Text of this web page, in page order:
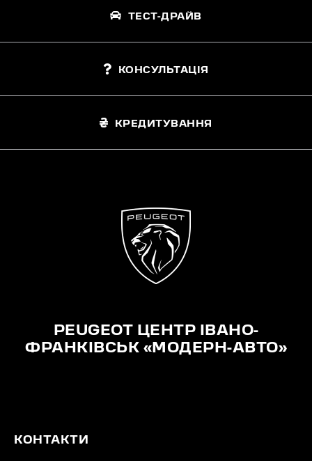
ТЕСТ-ДРАЙВ
КОНСУЛЬТАЦІЯ
КРЕДИТУВАННЯ
PEUGEOT ЦЕНТР ІВАНО-
ФРАНКІВСЬК «МОДЕРН-АВТО»
КОНТАКТИ